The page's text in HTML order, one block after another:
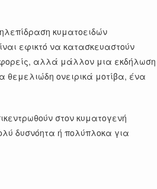
κυματοειδών
εφικτό να κατασκευαστούν
φορείς, αλλά μάλλον μια εκδήλωση
ονειρικά μοτίβα, ένα
στον κυματογενή
δυσνόητα ή πολύπλοκα για